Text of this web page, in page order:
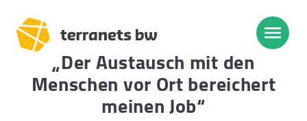
Trassenverlauf SEL:
„Der Austausch mit den
Menschen vor Ort bereichert
meinen Job“